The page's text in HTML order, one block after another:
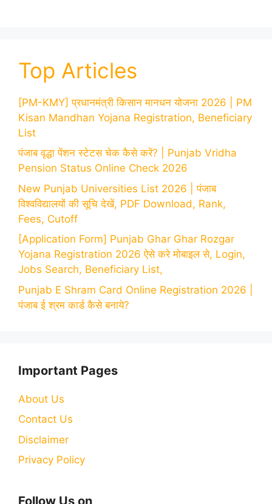
Top Articles
[PM-KMY] प्रधानमंत्री किसान मानधन योजना 2026 | PM
Kisan Mandhan Yojana Registration, Beneficiary
List
पंजाब वृद्धा पेंशन स्टेटस चेक कैसे करें? | Punjab Vridha
Pension Status Online Check 2026
New Punjab Universities List 2026 | पंजाब
विश्वविद्यालयों की सूचि देखें, PDF Download, Rank,
Fees, Cutoff
[Application Form] Punjab Ghar Ghar Rozgar
Yojana Registration 2026 ऐसे करे मोबाइल से, Login,
Jobs Search, Beneficiary List,
Punjab E Shram Card Online Registration 2026 |
पंजाब ई श्रम कार्ड कैसे बनाये?
Important Pages
About Us
Contact Us
Disclaimer
Privacy Policy
Follow Us on